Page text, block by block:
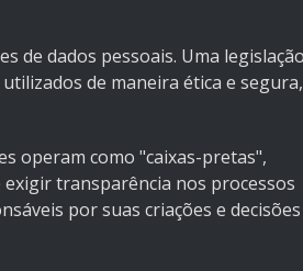
de dados pessoais. Uma
de maneira ética e segura,
operam como "caixas-pretas",
transparência nos processos
por suas criações e decisões